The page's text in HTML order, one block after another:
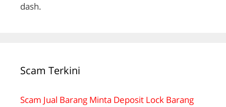
dash.
Scam Terkini
Scam Jual Barang Minta Deposit Lock Barang